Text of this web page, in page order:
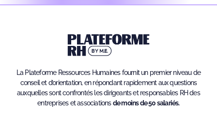
La Plateforme Ressources Humaines fournit un premier niveau de
conseil et d’orientation, en répondant rapidement aux questions
auxquelles sont confrontés les dirigeants et responsables RH des
entreprises et associationsde moins de 50 salariés.